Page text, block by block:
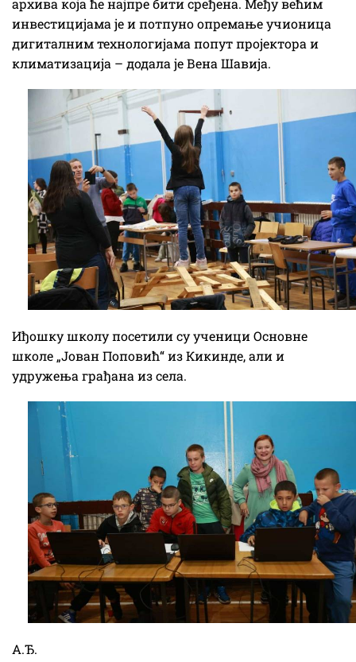
инвестицијама је и потпуно опремање учионица
дигиталним технологијама попут пројектора и
климатизација – додала је Вена Шавија.
Иђошку школу посетили су ученици Основне
школе „Јован Поповић“ из Кикинде, али и
удружења грађана из села.
А.Ђ.